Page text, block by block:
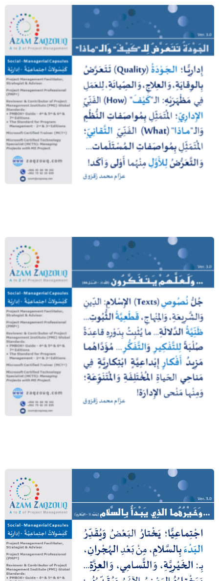
الجودة تتعرض للـ “كيف” والـ “ماذا”
… ولعلهم يتفكرون (الله ﷻ – النحل:44)